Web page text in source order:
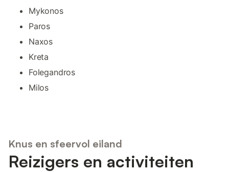
Mykonos
Paros
Naxos
Kreta
Folegandros
Milos
Knus en sfeervol eiland
Reizigers en activiteiten